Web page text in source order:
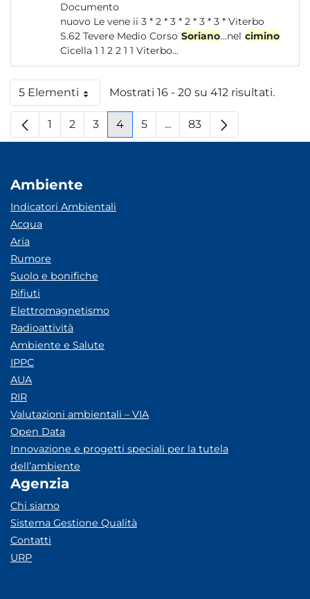
Documento
nuovo Le vene ii 3 * 2 * 3 * 2 * 3 * 3 * Viterbo
S.62 Tevere Medio Corso Soriano...nel cimino
Cicella 1 1 2 2 1 1 Viterbo...
5 ElementiPer paginaMostrati 16 - 20 su 412 risultati.
Pagina
1 Pagina
2 Pagina
3 Pagina
4 Pagina
5 ...Pagine intermedie
Pagina
83
Ambiente
Indicatori Ambientali
Acqua
Aria
Rumore
Suolo e bonifiche
Rifiuti
Elettromagnetismo
Radioattività
Ambiente e Salute
IPPC
AUA
RIR
Valutazioni ambientali – VIA
Open Data
Innovazione e progetti speciali per la tutela
dell’ambiente
Agenzia
Chi siamo
Sistema Gestione Qualità
Contatti
URP